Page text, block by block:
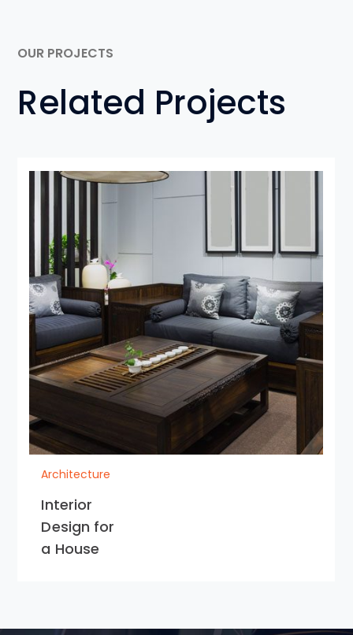
OUR PROJECTS
Related Projects
Architecture
Interior
Design for
a House